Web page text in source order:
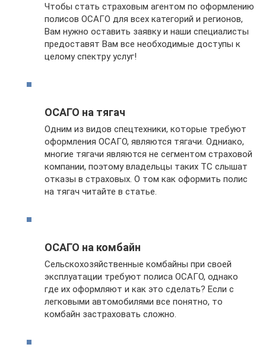
Чтобы стать страховым агентом по оформлению
полисов ОСАГО для всех категорий и регионов,
Вам нужно оставить заявку и наши специалисты
предоставят Вам все необходимые доступы к
целому спектру услуг!
ОСАГО на тягач
Одним из видов спецтехники, которые требуют
оформления ОСАГО, являются тягачи. Одниако,
многие тягачи являются не сегментом страховой
компании, поэтому владельцы таких ТС слышат
отказы в страховых. О том как оформить полис
на тягач читайте в статье.
ОСАГО на комбайн
Сельскохозяйственные комбайны при своей
эксплуатации требуют полиса ОСАГО, однако
где их оформляют и как это сделать? Если с
легковыми автомобилями все понятно, то
комбайн застраховать сложно.